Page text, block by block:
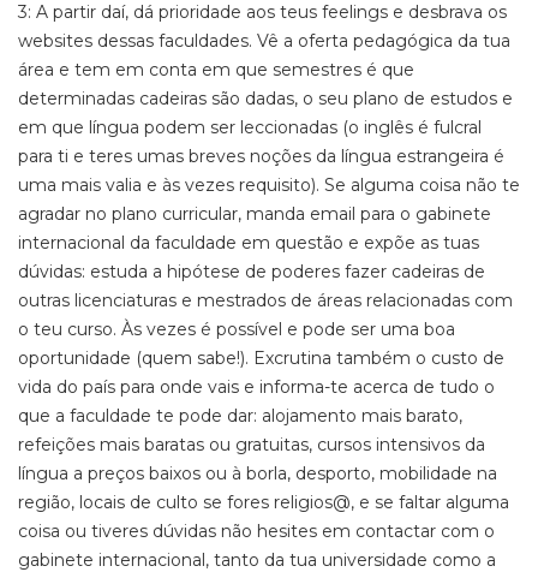
3: A partir daí, dá prioridade aos teus feelings e desbrava os
websites dessas faculdades. Vê a oferta pedagógica da tua
área e tem em conta em que semestres é que
determinadas cadeiras são dadas, o seu plano de estudos e
em que língua podem ser leccionadas (o inglês é fulcral
para ti e teres umas breves noções da língua estrangeira é
uma mais valia e às vezes requisito). Se alguma coisa não te
agradar no plano curricular, manda email para o gabinete
internacional da faculdade em questão e expõe as tuas
dúvidas: estuda a hipótese de poderes fazer cadeiras de
outras licenciaturas e mestrados de áreas relacionadas com
o teu curso. Às vezes é possível e pode ser uma boa
oportunidade (quem sabe!). Excrutina também o custo de
vida do país para onde vais e informa-te acerca de tudo o
que a faculdade te pode dar: alojamento mais barato,
refeições mais baratas ou gratuitas, cursos intensivos da
língua a preços baixos ou à borla, desporto, mobilidade na
região, locais de culto se fores religios@, e se faltar alguma
coisa ou tiveres dúvidas não hesites em contactar com o
gabinete internacional, tanto da tua universidade como a